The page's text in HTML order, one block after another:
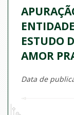
ESTUDO
AMOR
Data de